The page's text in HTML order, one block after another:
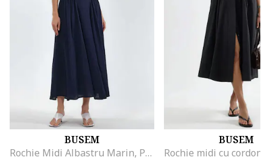
BUSEM
Rochie Midi Albastru Marin, Poliester, Fara Maneci, Decolteu Patrat
BUSEM